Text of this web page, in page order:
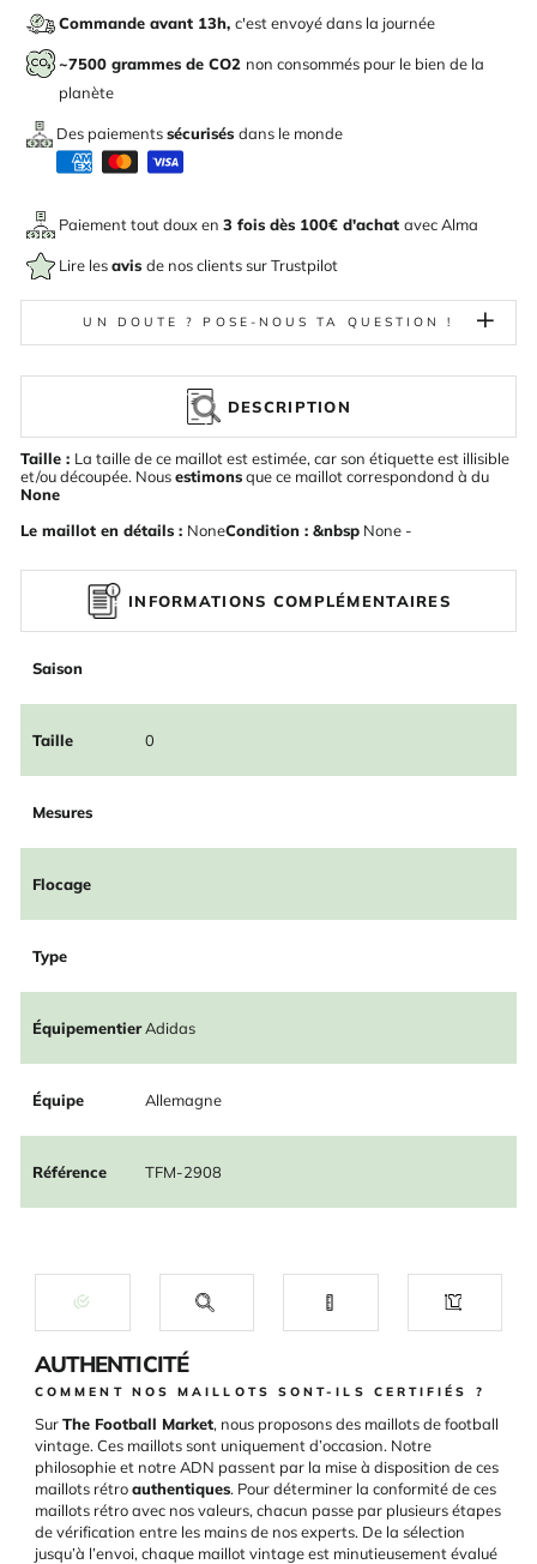
Commande avant 13h, c'est envoyé dans la journée
~7500 grammes de CO2 non consommés pour le bien de la
planète
Des paiementssécurisés dans le monde
Paiement tout doux en 3 fois dès 100€ d'achat avecAlma
Lire lesavis de nos clients sur Trustpilot
UN DOUTE ? POSE-NOUS TA QUESTION !
DESCRIPTION
Taille : La taille de ce maillot est estimée, car son étiquette est illisible
et/ou découpée. Nousestimonsque ce maillot correspondond à du
None
Le maillot en détails : NoneCondition : &nbsp None -
INFORMATIONS COMPLÉMENTAIRES
Saison
Taille 0
Mesures
Flocage
Type
ÉquipementierAdidas
Équipe Allemagne
Référence TFM-2908
AUTHENTICITÉ
COMMENT NOS MAILLOTS SONT-ILS CERTIFIÉS ?
SurThe Football Market, nous proposons des maillots de football
vintage. Ces maillots sont uniquement d’occasion. Notre
philosophie et notre ADN passent par la mise à disposition de ces
maillots rétroauthentiques. Pour déterminer la conformité de ces
maillots rétro avec nos valeurs, chacun passe par plusieurs étapes
de vérification entre les mains de nos experts. De la sélection
jusqu’à l’envoi, chaque maillot vintage est minutieusement évalué